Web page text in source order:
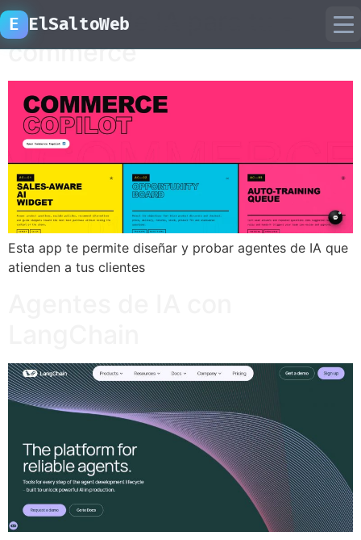
E ElSaltoWeb
inicio
recursos
laboratorio ia
Agentes de IA para tu e-
commerce
Esta app te permite diseñar y probar agentes de IA que
atienden a tus clientes